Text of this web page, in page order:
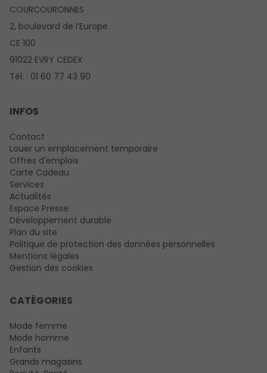
COURCOURONNES
2, boulevard de l’Europe
CE 100
91022 EVRY CEDEX
Tél. : 01 60 77 43 90
INFOS
Contact
Louer un emplacement temporaire
Offres d'emplois
Carte Cadeau
Services
Actualités
Espace Presse
Développement durable
Plan du site
Politique de protection des données personnelles
Mentions légales
Gestion des cookies
CATÉGORIES
Mode femme
Mode homme
Enfants
Grands magasins